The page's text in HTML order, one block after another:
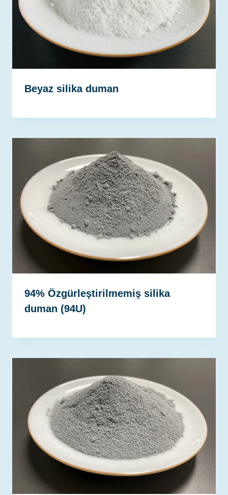
Beyaz silika duman
94% Özgürleştirilmemiş silika
duman (94U)